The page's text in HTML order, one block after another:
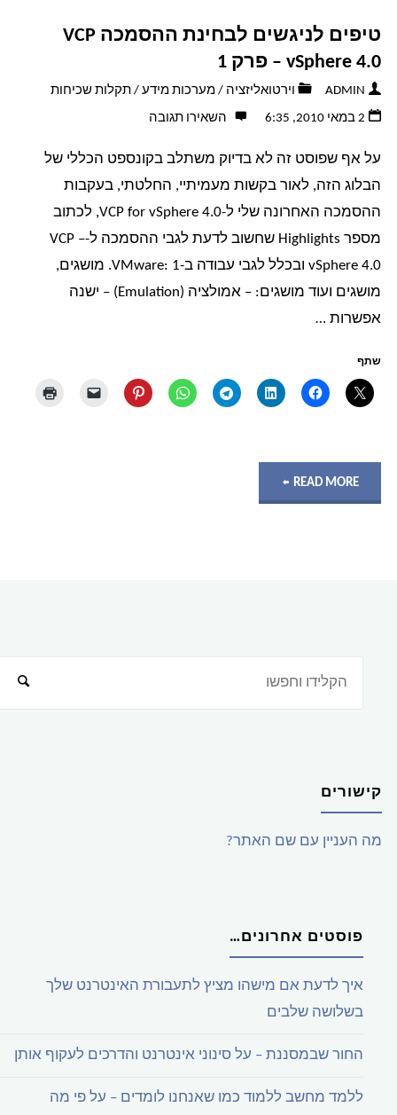
לבחינת
ההסמכה
VCP
vSphere
4.0
פרק2"
טיפים לניגשים לבחינת ההסמכה VCP
vSphere 4.0 – פרק 1
ADMIN וירטואליזציה /מערכות מידע/תקלות שכיחות
2 במאי 2010, 6:35
השאירו תגובה
על אף שפוסט זה לא בדיוק משתלב בקונספט הכללי של
הבלוג הזה, לאור בקשות מעמיתיי, החלטתי, בעקבות
ההסמכה האחרונה שלי ל-VCP for vSphere 4.0, לכתוב
מספר Highlights שחשוב לדעת לגבי ההסמכה ל-VCP –
vSphere 4.0 ובכלל לגבי עבודה ב-VMware: 1. מושגים,
מושגים ועוד מושגים: – אמולציה (Emulation) – ישנה
אפשרות …
שתף
READ MORE "טיפים
vSphere
קישורים
מה העניין עם שם האתר?
פוסטים אחרונים…
איך לדעת אם מישהו מציץ לתעבורת האינטרנט שלך
בשלושה שלבים
החור שבמסננת – על סינוני אינטרנט והדרכים לעקוף אותן
ללמד מחשב ללמוד כמו שאנחנו לומדים – על פי מה